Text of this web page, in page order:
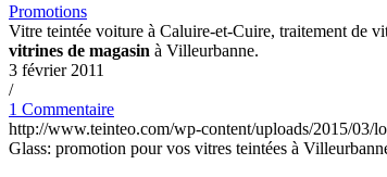
Promotions
Vitre teintée voiture à Caluire-et-Cuire, traitement de
vitrines de magasin à Villeurbanne.
3 février 2011
/
1 Commentaire
http://www.teinteo.com/wp-content/uploads/2015/03/
Glass: promotion pour vos vitres teintées à